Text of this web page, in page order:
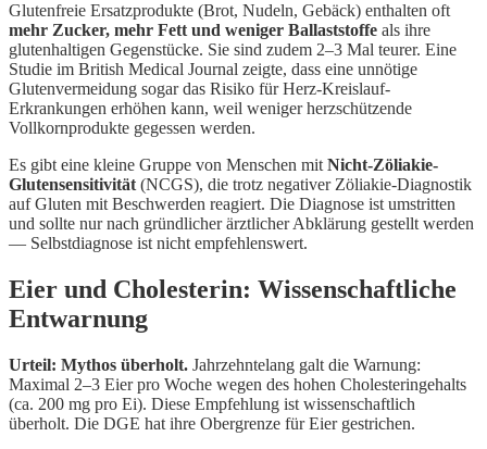
Glutenfreie Ersatzprodukte (Brot, Nudeln, Gebäck) enthalten oft
mehr Zucker, mehr Fett und weniger Ballaststoffe als ihre
glutenhaltigen Gegenstücke. Sie sind zudem 2–3 Mal teurer. Eine
Studie im British Medical Journal zeigte, dass eine unnötige
Glutenvermeidung sogar das Risiko für Herz-Kreislauf-
Erkrankungen erhöhen kann, weil weniger herzschützende
Vollkornprodukte gegessen werden.
Es gibt eine kleine Gruppe von Menschen mit Nicht-Zöliakie-
Glutensensitivität (NCGS), die trotz negativer Zöliakie-Diagnostik
auf Gluten mit Beschwerden reagiert. Die Diagnose ist umstritten
und sollte nur nach gründlicher ärztlicher Abklärung gestellt werden
— Selbstdiagnose ist nicht empfehlenswert.
Eier und Cholesterin: Wissenschaftliche
Entwarnung
Urteil: Mythos überholt. Jahrzehntelang galt die Warnung:
Maximal 2–3 Eier pro Woche wegen des hohen Cholesteringehalts
(ca. 200 mg pro Ei). Diese Empfehlung ist wissenschaftlich
überholt. Die DGE hat ihre Obergrenze für Eier gestrichen.